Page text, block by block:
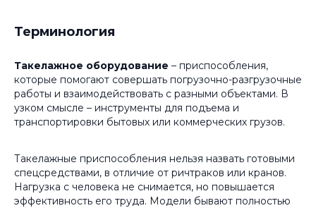
Терминология
Такелажное оборудование – приспособления,
которые помогают совершать погрузочно-разгрузочные
работы и взаимодействовать с разными объектами. В
узком смысле – инструменты для подъема и
транспортировки бытовых или коммерческих грузов.
Такелажные приспособления нельзя назвать готовыми
спецсредствами, в отличие от ричтраков или кранов.
Нагрузка с человека не снимается, но повышается
эффективность его труда. Модели бывают полностью